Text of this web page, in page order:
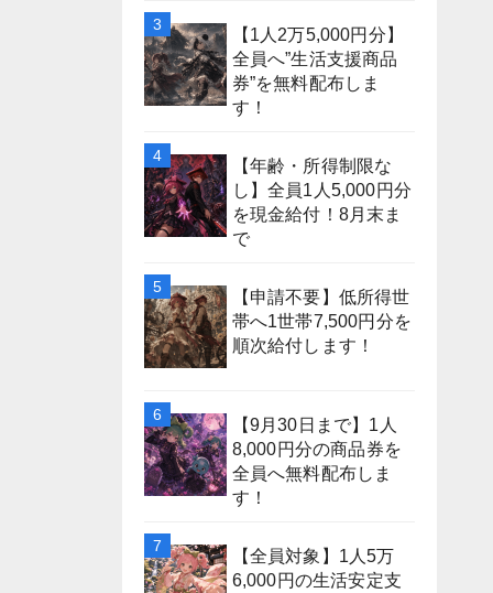
【1人2万5,000円分】
全員へ”生活支援商品
券”を無料配布しま
す！
【年齢・所得制限な
し】全員1人5,000円分
を現金給付！8月末ま
で
【申請不要】低所得世
帯へ1世帯7,500円分を
順次給付します！
【9月30日まで】1人
8,000円分の商品券を
全員へ無料配布しま
す！
【全員対象】1人5万
6,000円の生活安定支